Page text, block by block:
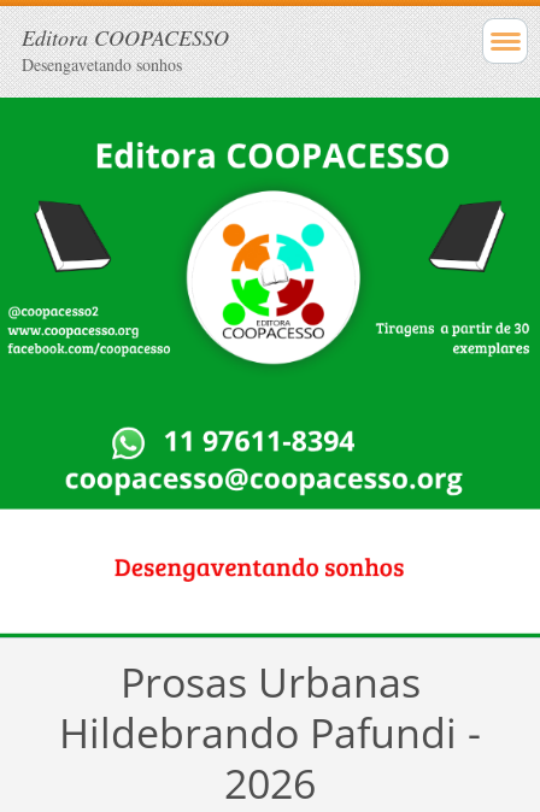
Editora COOPACESSO
Desengavetando sonhos
Prosas Urbanas
Hildebrando Pafundi -
2026